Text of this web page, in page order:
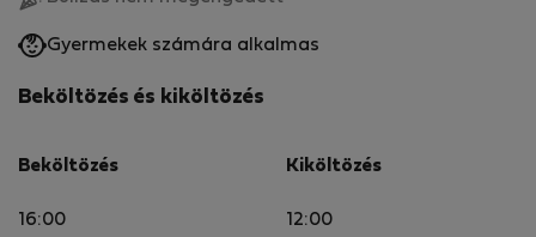
Gyermekek számára alkalmas
Beköltözés és kiköltözés
Beköltözés
16:00
Kiköltözés
12:00